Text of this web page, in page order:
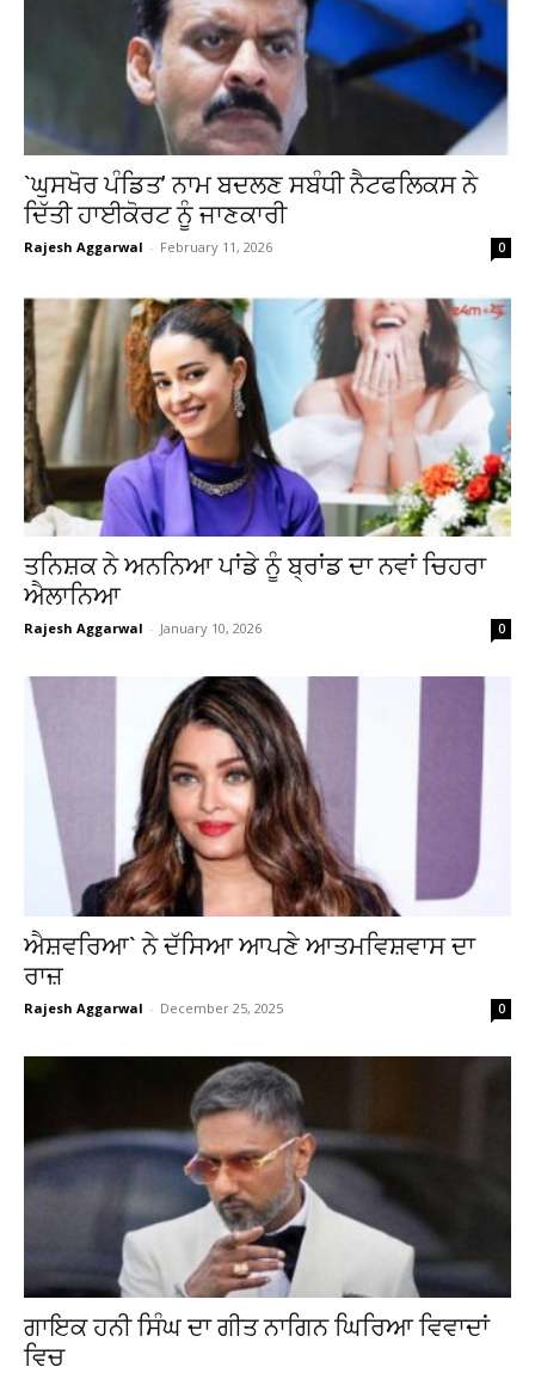
`ਘੁਸਖੋਰ ਪੰਡਿਤ’ ਨਾਮ ਬਦਲਣ ਸਬੰਧੀ ਨੈਟਫਲਿਕਸ ਨੇ
ਦਿੱਤੀ ਹਾਈਕੋਰਟ ਨੂੰ ਜਾਣਕਾਰੀ
Rajesh Aggarwal - February 11, 2026 0
ਤਨਿਸ਼ਕ ਨੇ ਅਨਨਿਆ ਪਾਂਡੇ ਨੂੰ ਬ੍ਰਾਂਡ ਦਾ ਨਵਾਂ ਚਿਹਰਾ
ਐਲਾਨਿਆ
Rajesh Aggarwal - January 10, 2026 0
ਐਸ਼ਵਰਿਆ` ਨੇ ਦੱਸਿਆ ਆਪਣੇ ਆਤਮਵਿਸ਼ਵਾਸ ਦਾ
ਰਾਜ਼
Rajesh Aggarwal - December 25, 2025 0
ਗਾਇਕ ਹਨੀ ਸਿੰਘ ਦਾ ਗੀਤ ਨਾਗਿਨ ਘਿਰਿਆ ਵਿਵਾਦਾਂ
ਵਿਚ